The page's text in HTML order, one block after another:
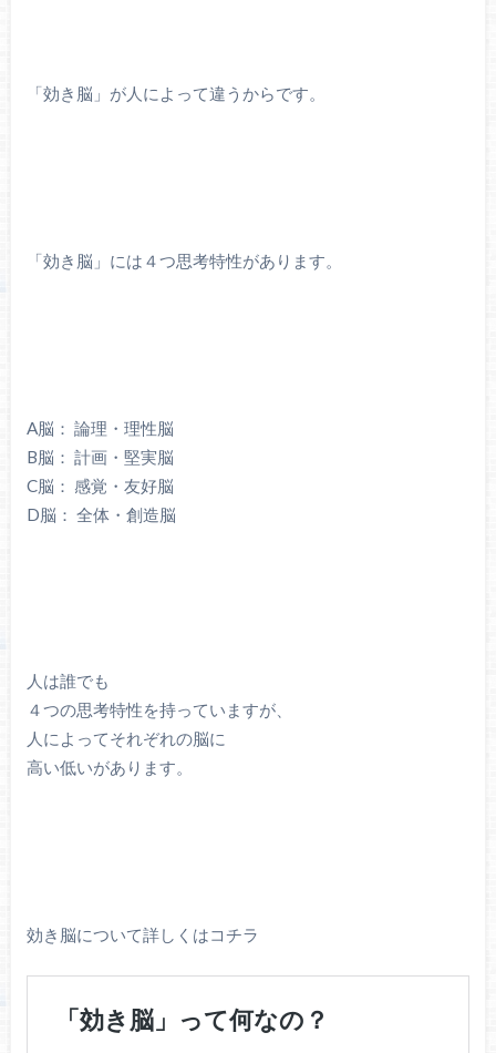
「効き脳」が人によって違うからです。
「効き脳」には４つ思考特性があります。
A脳： 論理・理性脳
B脳： 計画・堅実脳
C脳： 感覚・友好脳
D脳： 全体・創造脳
人は誰でも
４つの思考特性を持っていますが、
人によってそれぞれの脳に
高い低いがあります。
効き脳について詳しくはコチラ